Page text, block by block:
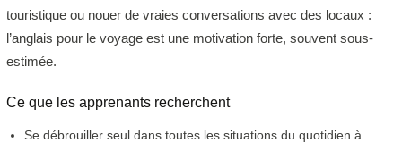
touristique ou nouer de vraies conversations avec des locaux :
l’anglais pour le voyage est une motivation forte, souvent sous-
estimée.
Ce que les apprenants recherchent
Se débrouiller seul dans toutes les situations du quotidien à